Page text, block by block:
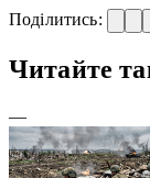
Поділитись:
Читайте
—